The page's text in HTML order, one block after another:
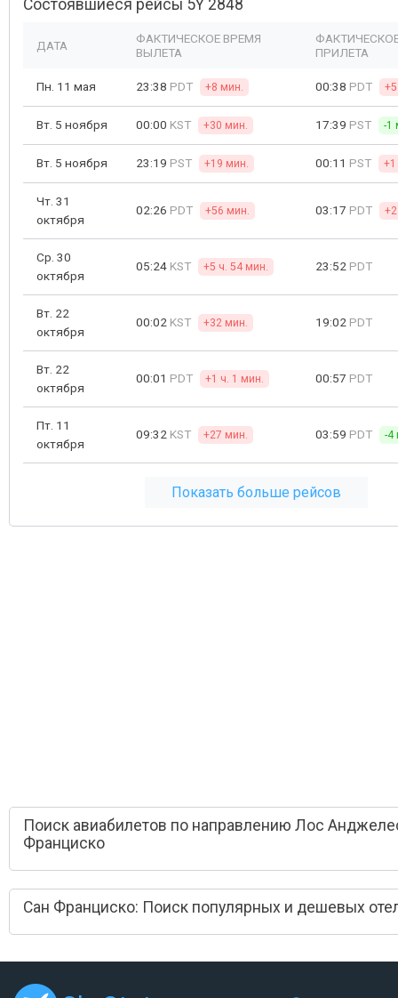
Состоявшиеся рейсы 5Y 2848
ДАТА
ФАКТИЧЕСКОЕ ВРЕМЯ
ВЫЛЕТА
ПРИЛЕТА
Пн. 11 мая 23:38 PDT +8 мин. 00:38 PDT
Вт. 5 ноября 00:00 KST +30 мин. 17:39 PST -1
Вт. 5 ноября 23:19 PST +19 мин. 00:11 PST
Чт. 31
октября
02:26 PDT +56 мин. 03:17 PDT
Ср. 30
октября
05:24 KST +5 ч. 54 мин. 23:52 PDT
Вт. 22
октября
00:02 KST +32 мин. 19:02 PDT
Вт. 22
октября
00:01 PDT +1 ч. 1 мин. 00:57 PDT
Пт. 11
октября
09:32 KST +27 мин. 03:59 PDT -4
Показать больше рейсов
Поиск авиабилетов по направлению Лос
Франциско
Сан Франциско: Поиск популярных и дешевых